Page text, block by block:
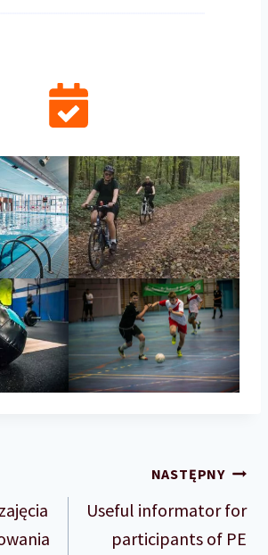
NASTĘPNY
Useful informator for
participants of PE